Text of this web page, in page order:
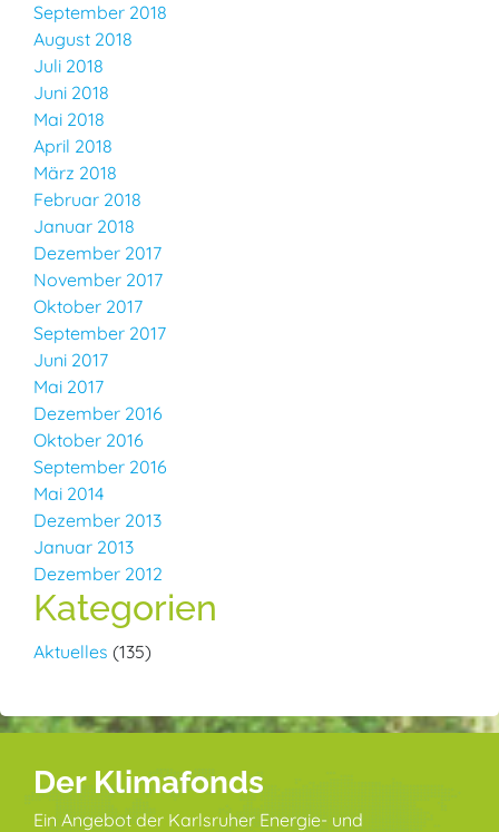
September 2018
August 2018
Juli 2018
Juni 2018
Mai 2018
April 2018
März 2018
Februar 2018
Januar 2018
Dezember 2017
November 2017
Oktober 2017
September 2017
Juni 2017
Mai 2017
Dezember 2016
Oktober 2016
September 2016
Mai 2014
Dezember 2013
Januar 2013
Dezember 2012
Kategorien
Aktuelles (135)
Der Klimafonds
Ein Angebot der Karlsruher Energie- und